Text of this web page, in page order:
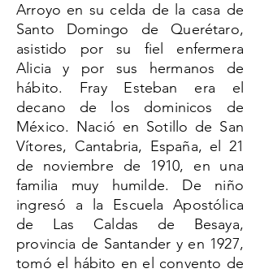
Arroyo en su celda de la casa de
Santo Domingo de Querétaro,
asistido por su fiel enfermera
Alicia y por sus hermanos de
hábito. Fray Esteban era el
decano de los dominicos de
México. Nació en Sotillo de San
Vítores, Cantabria, España, el 21
de noviembre de 1910, en una
familia muy humilde. De niño
ingresó a la Escuela Apostólica
de Las Caldas de Besaya,
provincia de Santander y en 1927,
tomó el hábito en el convento de